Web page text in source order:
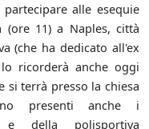
alle esequie
11) a Naples, città
(che ha dedicato all'ex
ricorderà anche oggi
si terrà presso la chiesa
presenti anche i
e della polisportiva